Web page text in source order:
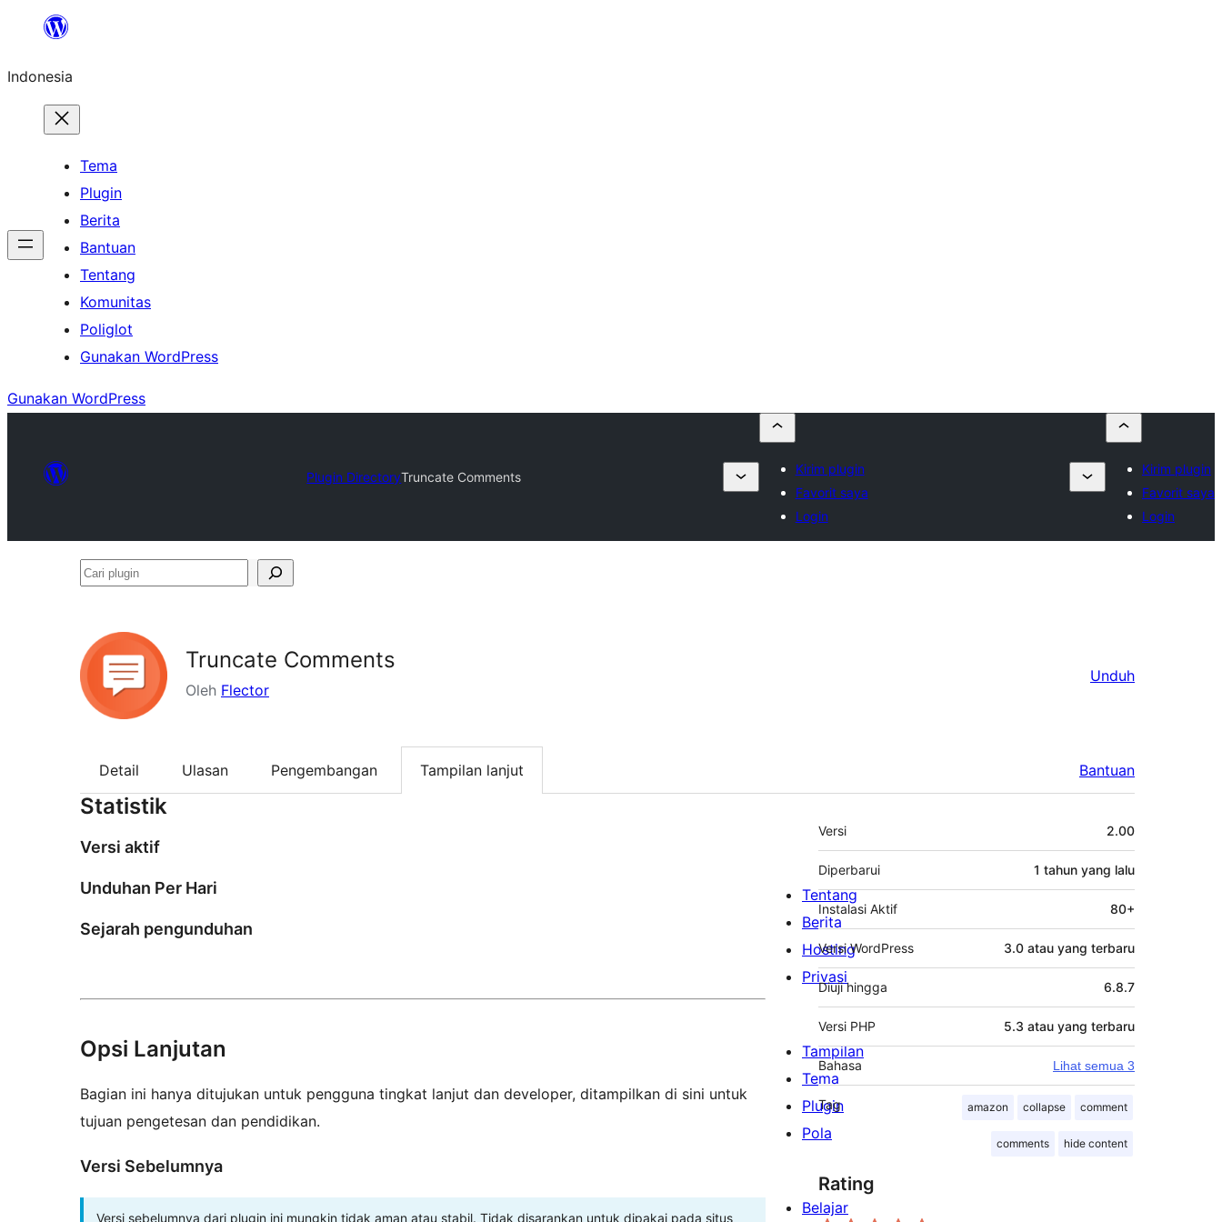
Lewati
konten
Indonesia
Tema
Plugin
Berita
Bantuan
Tentang
Komunitas
Poliglot
Gunakan WordPress
Gunakan WordPress
Plugin DirectoryTruncate Comments
Kirim plugin
Favorit saya
Login
Kirim plugin
Favorit saya
Login
Cari
Truncate Comments
Oleh Flector
Unduh
Detail Ulasan Pengembangan Tampilan lanjut Bantuan
Statistik
Versi aktif
Unduhan Per Hari
Sejarah pengunduhan
Opsi Lanjutan
Bagian ini hanya ditujukan untuk pengguna tingkat lanjut dan developer, ditampilkan di sini untuk
tujuan pengetesan dan pendidikan.
Versi Sebelumnya
Versi sebelumnya dari plugin ini mungkin tidak aman atau stabil. Tidak disarankan untuk dipakai pada situs
Meta
Versi 2.00
Diperbarui 1 tahun yang lalu
Instalasi Aktif 80+
Versi WordPress 3.0 atau yang terbaru
Diuji hingga 6.8.7
Versi PHP 5.3 atau yang terbaru
Bahasa Lihat semua 3
Tag amazon collapse comment
comments hide content
Rating
Tentang
Berita
Hosting
Privasi
Tampilan
Tema
Plugin
Pola
Belajar